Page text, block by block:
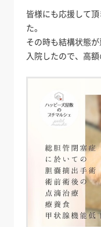
皆様にも応援して
た。
その時も結構状態
入院したので、高